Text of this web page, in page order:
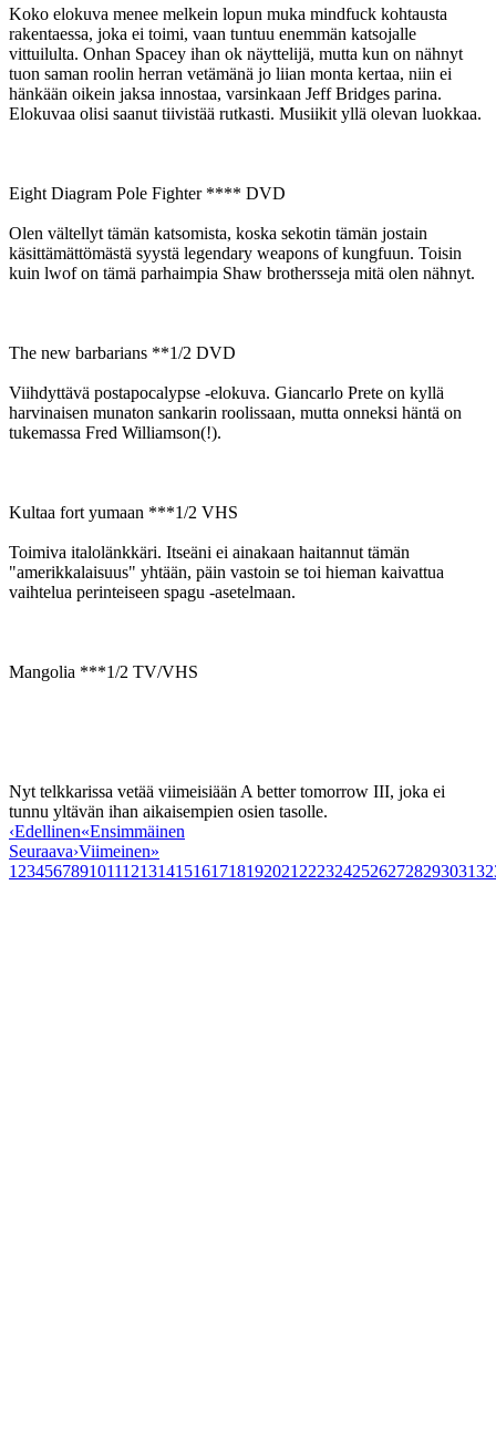
Koko elokuva menee melkein lopun muka mindfuck kohtausta
rakentaessa, joka ei toimi, vaan tuntuu enemmän katsojalle
vittuilulta. Onhan Spacey ihan ok näyttelijä, mutta kun on nähnyt
tuon saman roolin herran vetämänä jo liian monta kertaa, niin ei
hänkään oikein jaksa innostaa, varsinkaan Jeff Bridges parina.
Elokuvaa olisi saanut tiivistää rutkasti. Musiikit yllä olevan luokkaa.
Eight Diagram Pole Fighter **** DVD
Olen vältellyt tämän katsomista, koska sekotin tämän jostain
käsittämättömästä syystä legendary weapons of kungfuun. Toisin
kuin lwof on tämä parhaimpia Shaw brothersseja mitä olen nähnyt.
The new barbarians **1/2 DVD
Viihdyttävä postapocalypse ‑elokuva. Giancarlo Prete on kyllä
harvinaisen munaton sankarin roolissaan, mutta onneksi häntä on
tukemassa Fred Williamson(!).
Kultaa fort yumaan ***1/2 VHS
Toimiva italolänkkäri. Itseäni ei ainakaan haitannut tämän
"amerikkalaisuus" yhtään, päin vastoin se toi hieman kaivattua
vaihtelua perinteiseen spagu ‑asetelmaan.
Mangolia ***1/2 TV/VHS
Nyt telkkarissa vetää viimeisiään A better tomorrow III, joka ei
tunnu yltävän ihan aikaisempien osien tasolle.
‹Edellinen«Ensimmäinen
Seuraava›Viimeinen»
1 23456789101112131415161718192021 2223242526272829303132